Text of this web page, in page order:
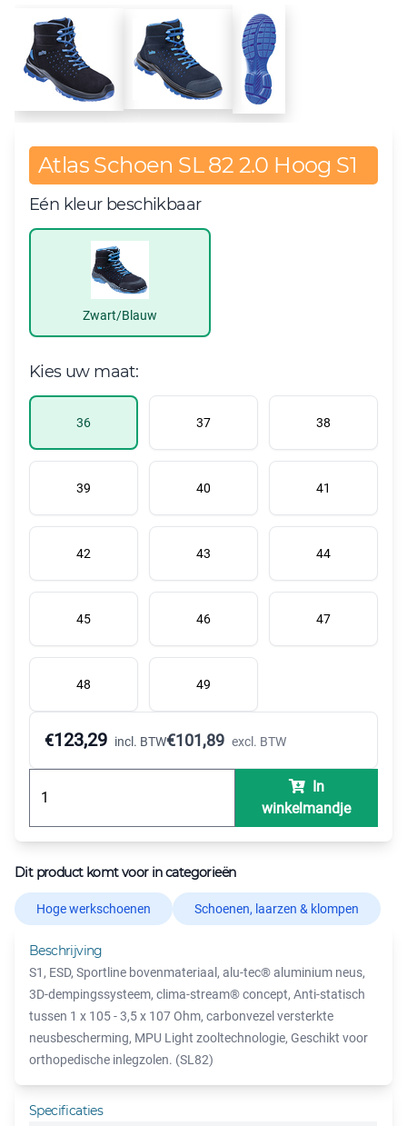
Atlas Schoen SL 82 2.0 Hoog S1
Eén kleur beschikbaar
Zwart/Blauw
Kies uw maat:
36 37 38
39 40 41
42 43 44
45 46 47
48 49
€123,29 incl. BTW€101,89 excl. BTW
In
winkelmandje
Dit product komt voor in categorieën
Hoge werkschoenen Schoenen, laarzen & klompen
Beschrijving
S1, ESD, Sportline bovenmateriaal, alu-tec® aluminium neus,
3D-dempingssysteem, clima-stream® concept, Anti-statisch
tussen 1 x 105 - 3,5 x 107 Ohm, carbonvezel versterkte
neusbescherming, MPU Light zooltechnologie, Geschikt voor
orthopedische inlegzolen. (SL82)
Specificaties